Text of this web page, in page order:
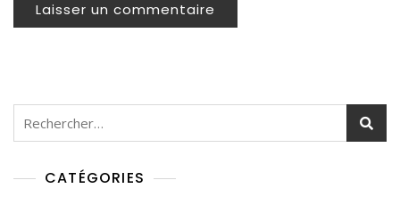
Rechercher :
CATÉGORIES